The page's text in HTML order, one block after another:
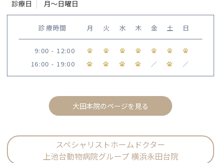
診療日 月〜日曜日
診療時間 月 火 水 木 金 土 日
9:00 - 12:00
16:00 - 19:00
／ ／
大田本院のページを見る
スペシャリストホームドクター
上池台動物病院グループ 横浜永田台院